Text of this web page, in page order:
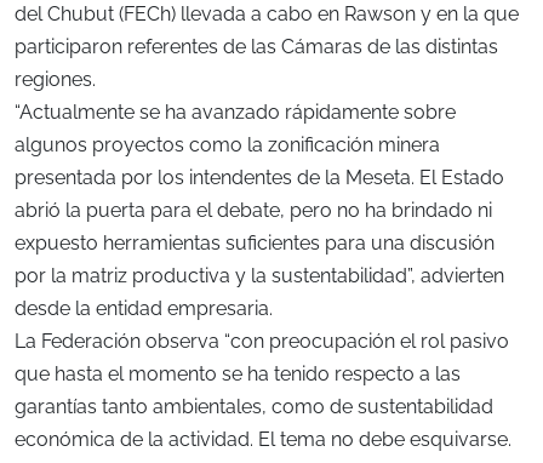
del Chubut (FECh) llevada a cabo en Rawson y en la que
participaron referentes de las Cámaras de las distintas
regiones.
“Actualmente se ha avanzado rápidamente sobre
algunos proyectos como la zonificación minera
presentada por los intendentes de la Meseta. El Estado
abrió la puerta para el debate, pero no ha brindado ni
expuesto herramientas suficientes para una discusión
por la matriz productiva y la sustentabilidad”, advierten
desde la entidad empresaria.
La Federación observa “con preocupación el rol pasivo
que hasta el momento se ha tenido respecto a las
garantías tanto ambientales, como de sustentabilidad
económica de la actividad. El tema no debe esquivarse.